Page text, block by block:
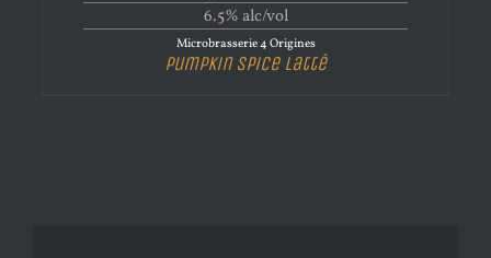
6.5% alc/vol
Microbrasserie 4 Origines
Pumpkin Spice Latté